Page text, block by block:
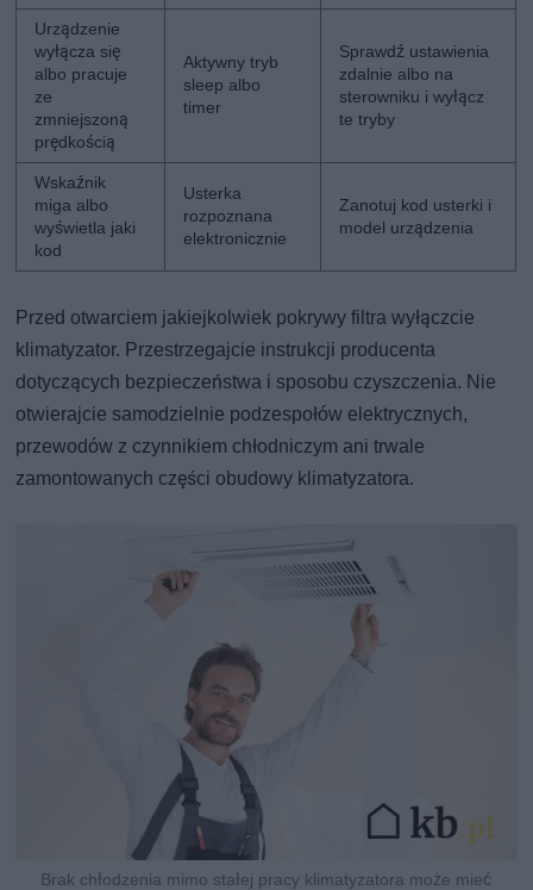
Urządzenie
wyłącza się
albo pracuje
ze
zmniejszoną
prędkością
Aktywny tryb
sleep albo
timer
Sprawdź ustawienia
zdalnie albo na
sterowniku i wyłącz
te tryby
Wskaźnik
miga albo
wyświetla jaki
kod
Usterka
rozpoznana
elektronicznie
Zanotuj kod usterki i
model urządzenia
Przed otwarciem jakiejkolwiek pokrywy filtra wyłączcie
klimatyzator. Przestrzegajcie instrukcji producenta
dotyczących bezpieczeństwa i sposobu czyszczenia. Nie
otwierajcie samodzielnie podzespołów elektrycznych,
przewodów z czynnikiem chłodniczym ani trwale
zamontowanych części obudowy klimatyzatora.
Brak chłodzenia mimo stałej pracy klimatyzatora może mieć